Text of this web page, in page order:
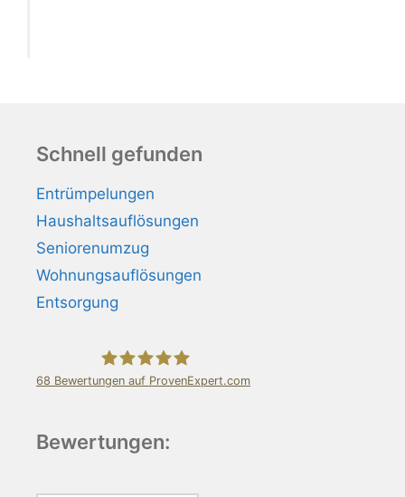
Schnell gefunden
Entrümpelungen
Haushaltsauflösungen
Seniorenumzug
Wohnungsauflösungen
Entsorgung
68 Bewertungen auf ProvenExpert.com
Bewertungen: